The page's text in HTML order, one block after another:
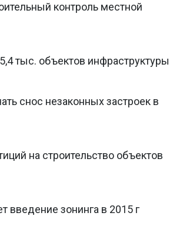
контроль местной
тыс. объектов инфраструктуры
снос незаконных застроек в
на строительство объектов
введение зонинга в 2015 г